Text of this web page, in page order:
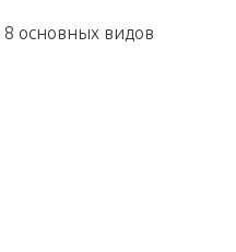
основных видов